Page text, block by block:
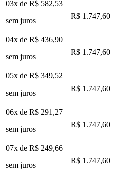
03x de R$ 582,53
sem juros
R$ 1.747,60
04x de R$ 436,90
sem juros
R$ 1.747,60
05x de R$ 349,52
sem juros
R$ 1.747,60
06x de R$ 291,27
sem juros
R$ 1.747,60
07x de R$ 249,66
sem juros
R$ 1.747,60